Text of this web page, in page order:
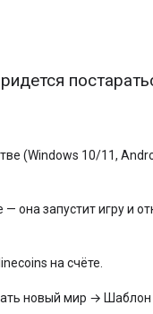
(Windows 10/11,
она запустит игру и
на счёте.
новый мир →